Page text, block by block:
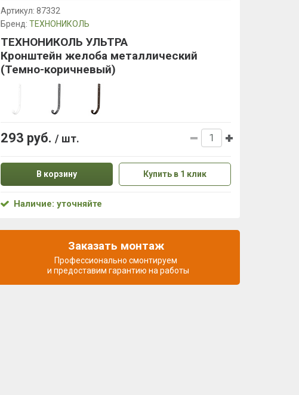
Артикул: 87332
Бренд: ТЕХНОНИКОЛЬ
ТЕХНОНИКОЛЬ УЛЬТРА
Кронштейн желоба металлический
(Темно-коричневый)
293 руб. / шт.
В корзину Купить в 1 клик
Наличие: уточняйте
Заказать монтаж
Профессионально смонтируем
и предоставим гарантию на работы